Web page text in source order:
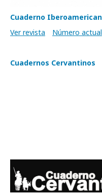
Cuaderno
Ver revista
Número actual
Cuadernos Cervantinos